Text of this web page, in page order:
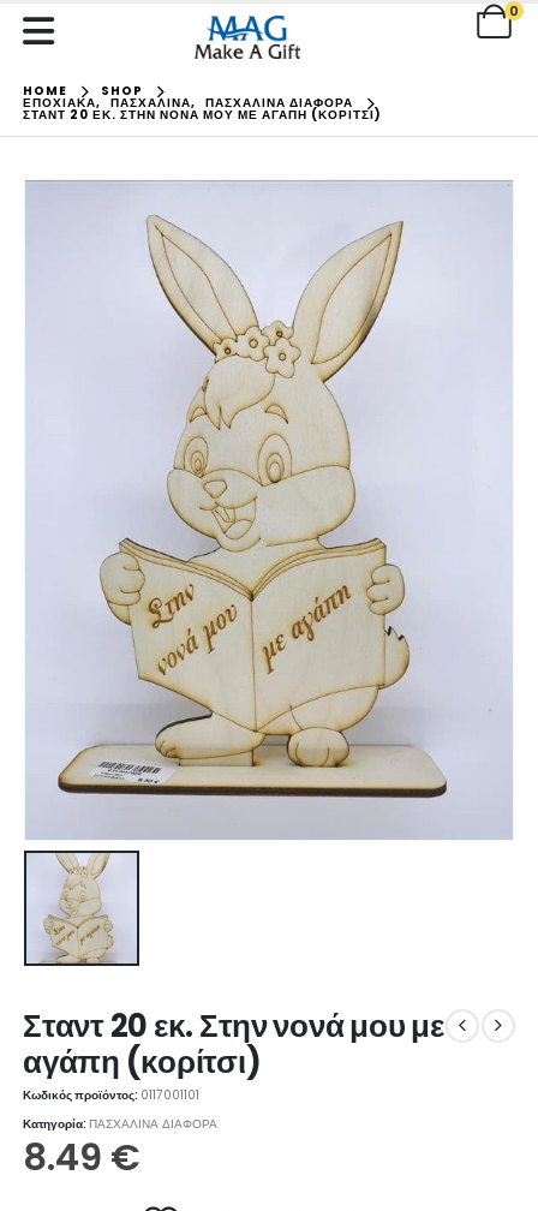
0
HOME SHOP
ΕΠΟΧΙΑΚΑ, ΠΑΣΧΑΛΙΝΑ, ΠΑΣΧΑΛΙΝΑ ΔΙΑΦΟΡΑ
ΣΤΑΝΤ 20 ΕΚ. ΣΤΗΝ ΝΟΝΆ ΜΟΥ ΜΕ ΑΓΆΠΗ (ΚΟΡΊΤΣΙ)
Σταντ 20 εκ. Στην νονά μου με
αγάπη (κορίτσι)
Κωδικός προϊόντος: 0117001101
Κατηγορία:ΠΑΣΧΑΛΙΝΑ ΔΙΑΦΟΡΑ
8.49 €